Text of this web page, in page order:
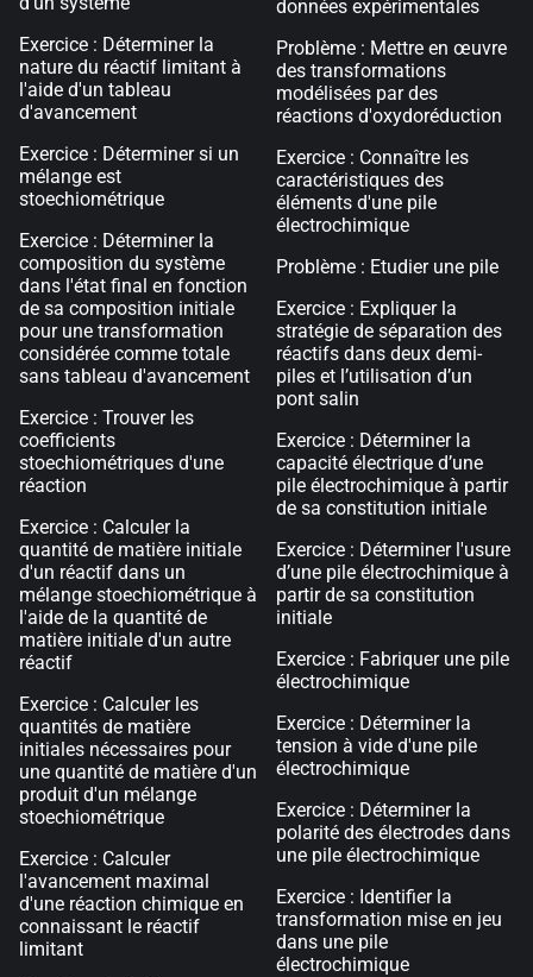
Exercice : Déterminer la
nature du réactif limitant à
l'aide d'un tableau
d'avancement
Exercice : Déterminer si un
mélange est
stoechiométrique
Exercice : Déterminer la
composition du système
dans l'état final en fonction
de sa composition initiale
pour une transformation
considérée comme totale
sans tableau d'avancement
Exercice : Trouver les
coefficients
stoechiométriques d'une
réaction
Exercice : Calculer la
quantité de matière initiale
d'un réactif dans un
mélange stoechiométrique à
l'aide de la quantité de
matière initiale d'un autre
réactif
Exercice : Calculer les
quantités de matière
initiales nécessaires pour
une quantité de matière d'un
produit d'un mélange
stoechiométrique
Exercice : Calculer
l'avancement maximal
d'une réaction chimique en
connaissant le réactif
limitant
données expérimentales
Problème : Mettre en œuvre
des transformations
modélisées par des
réactions d'oxydoréduction
Exercice : Connaître les
caractéristiques des
éléments d'une pile
électrochimique
Problème : Etudier une pile
Exercice : Expliquer la
stratégie de séparation des
réactifs dans deux demi-
piles et l’utilisation d’un
pont salin
Exercice : Déterminer la
capacité électrique d’une
pile électrochimique à partir
de sa constitution initiale
Exercice : Déterminer l'usure
d’une pile électrochimique à
partir de sa constitution
initiale
Exercice : Fabriquer une pile
électrochimique
Exercice : Déterminer la
tension à vide d'une pile
électrochimique
Exercice : Déterminer la
polarité des électrodes dans
une pile électrochimique
Exercice : Identifier la
transformation mise en jeu
dans une pile
électrochimique